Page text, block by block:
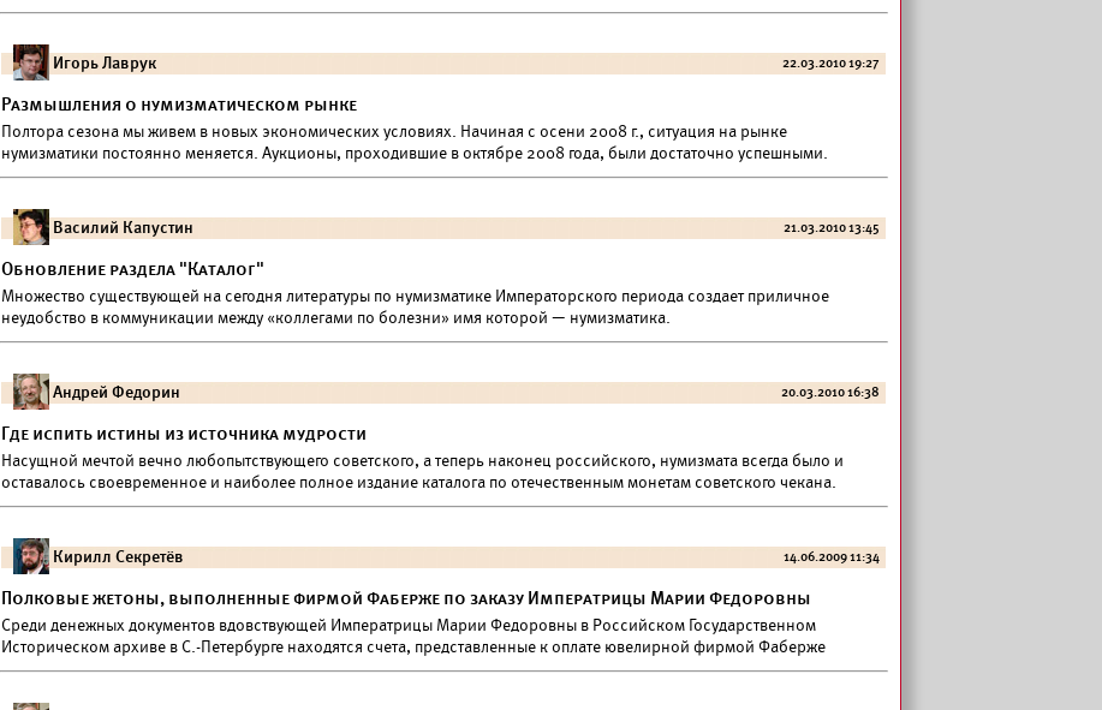
Игорь Лаврук 22.03.2010 19:27
Размышления о нумизматическом рынке
Полтора сезона мы живем в новых экономических условиях. Начиная с осени 2008 г., ситуация на рынке
нумизматики постоянно меняется. Аукционы, проходившие в октябре 2008 года, были достаточно успешными.
Василий Капустин 21.03.2010 13:45
Обновление раздела "Каталог"
Множество существующей на сегодня литературы по нумизматике Императорского периода создает приличное
неудобство в коммуникации между «коллегами по болезни» имя которой — нумизматика.
Андрей Федорин 20.03.2010 16:38
Где испить истины из источника мудрости
Насущной мечтой вечно любопытствующего советского, а теперь наконец российского, нумизмата всегда было и
оставалось своевременное и наиболее полное издание каталога по отечественным монетам советского чекана.
Кирилл Секретёв 14.06.2009 11:34
Полковые жетоны, выполненные фирмой Фаберже по заказу Императрицы Марии Федоровны
Среди денежных документов вдовствующей Императрицы Марии Федоровны в Российском Государственном
Историческом архиве в С.-Петербурге находятся счета, представленные к оплате ювелирной фирмой Фаберже